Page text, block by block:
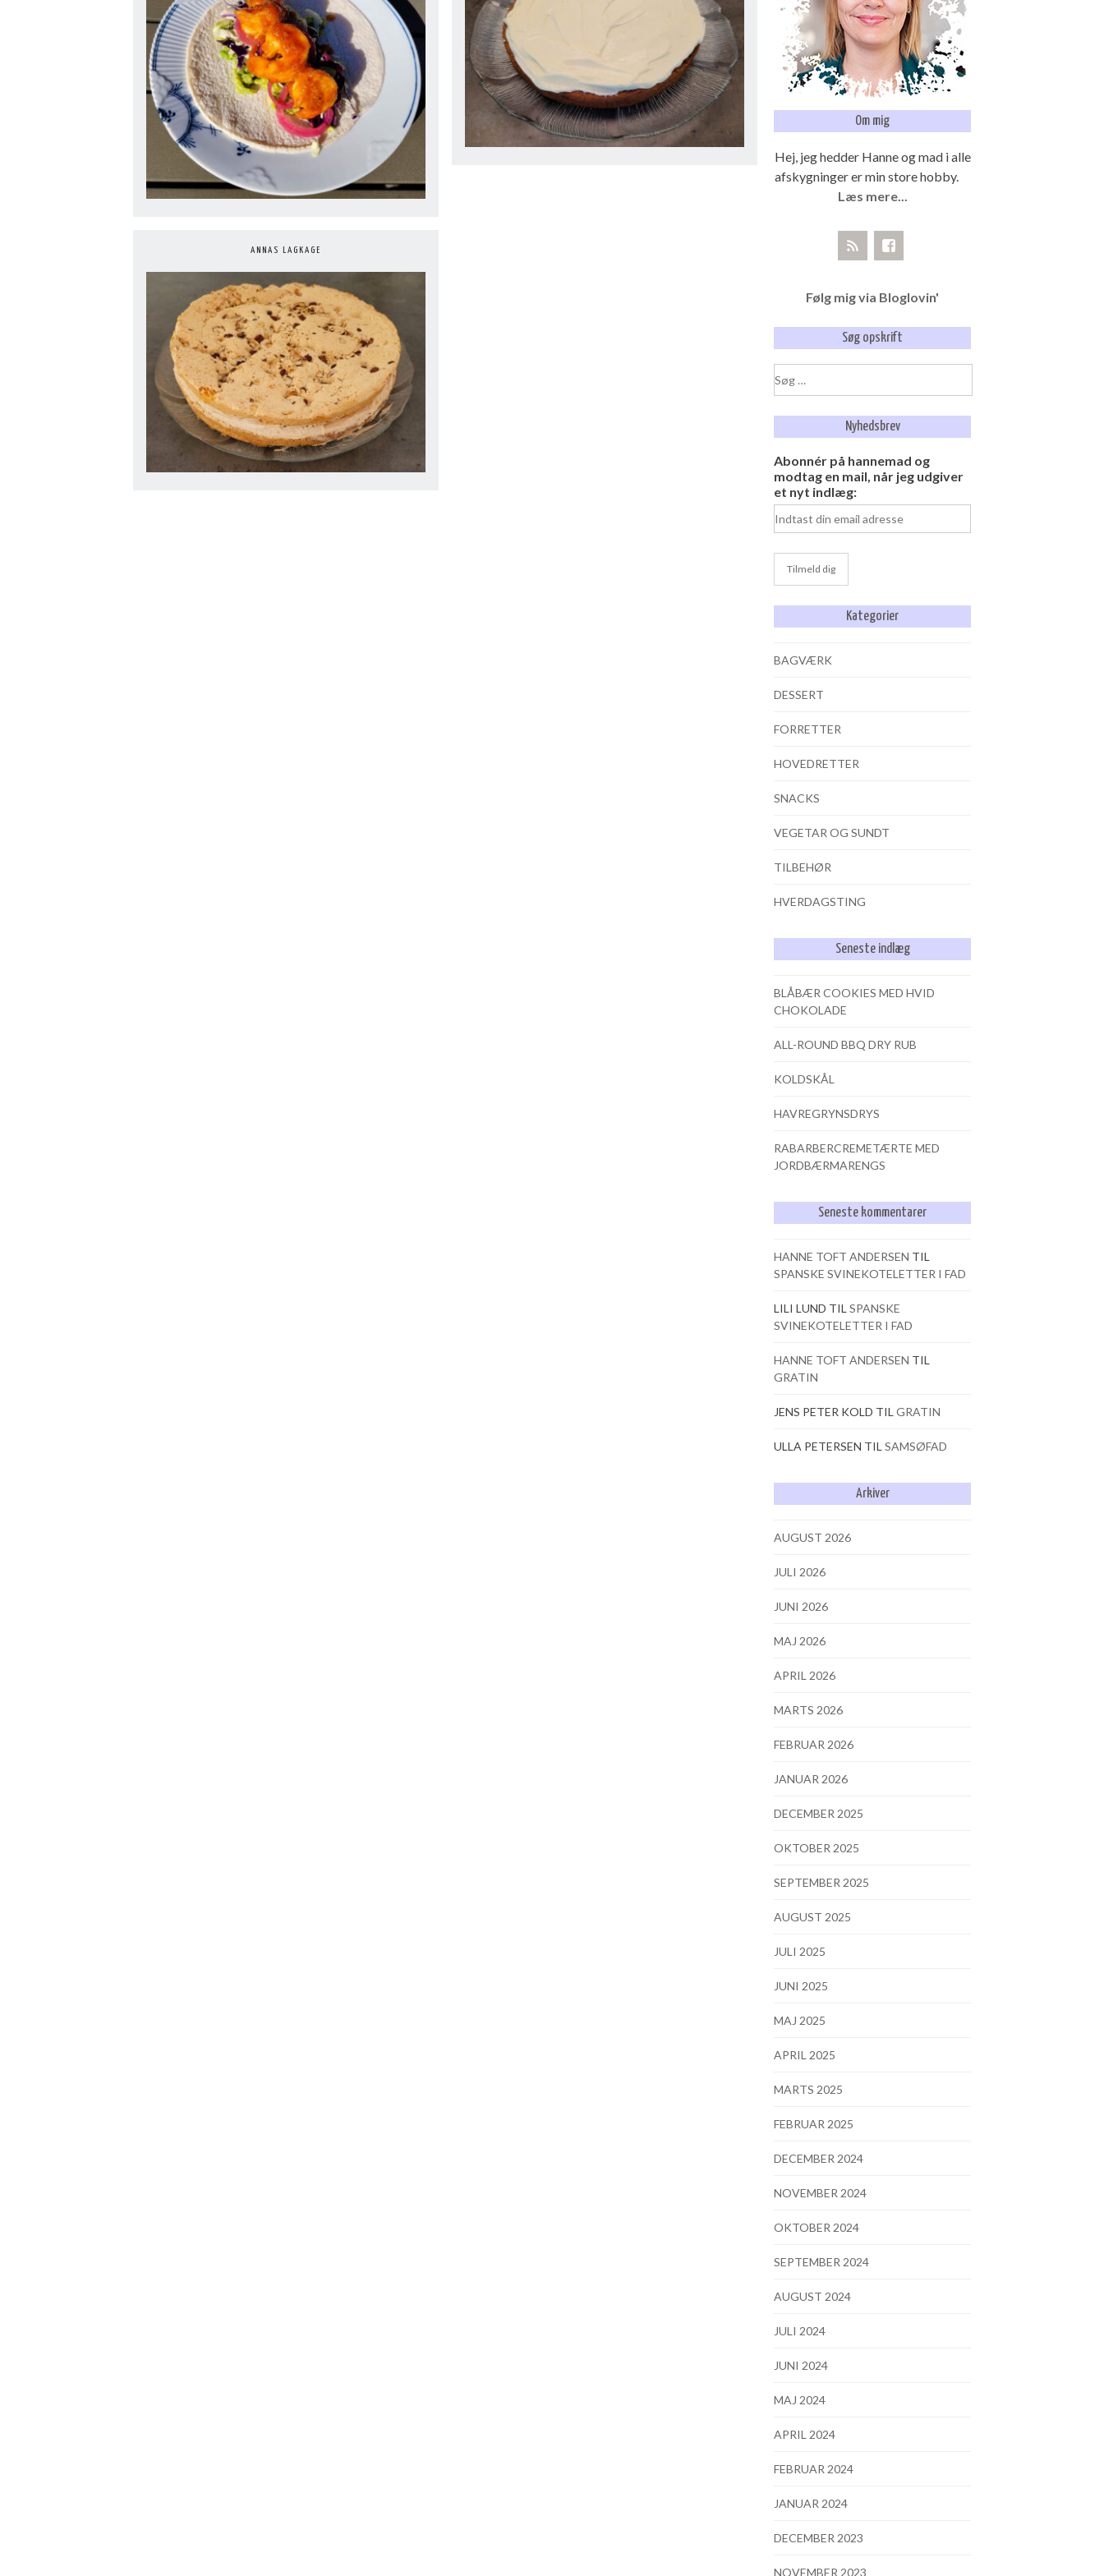
ANNAS LAGKAGE
Om mig
Hej, jeg hedder Hanne og mad i alle
afskygninger er min store hobby.
Læs mere...
Følg mig via Bloglovin'
Søg opskrift
Søg
efter:
Nyhedsbrev
Abonnér på hannemad og
modtag en mail, når jeg udgiver
et nyt indlæg:
Kategorier
BAGVÆRK
DESSERT
FORRETTER
HOVEDRETTER
SNACKS
VEGETAR OG SUNDT
TILBEHØR
HVERDAGSTING
Seneste indlæg
BLÅBÆR COOKIES MED HVID
CHOKOLADE
ALL-ROUND BBQ DRY RUB
KOLDSKÅL
HAVREGRYNSDRYS
RABARBERCREMETÆRTE MED
JORDBÆRMARENGS
Seneste kommentarer
HANNE TOFT ANDERSEN TIL
SPANSKE SVINEKOTELETTER I FAD
LILI LUND TIL SPANSKE
SVINEKOTELETTER I FAD
HANNE TOFT ANDERSEN TIL
GRATIN
JENS PETER KOLD TIL GRATIN
ULLA PETERSEN TIL SAMSØFAD
Arkiver
AUGUST 2026
JULI 2026
JUNI 2026
MAJ 2026
APRIL 2026
MARTS 2026
FEBRUAR 2026
JANUAR 2026
DECEMBER 2025
OKTOBER 2025
SEPTEMBER 2025
AUGUST 2025
JULI 2025
JUNI 2025
MAJ 2025
APRIL 2025
MARTS 2025
FEBRUAR 2025
DECEMBER 2024
NOVEMBER 2024
OKTOBER 2024
SEPTEMBER 2024
AUGUST 2024
JULI 2024
JUNI 2024
MAJ 2024
APRIL 2024
FEBRUAR 2024
JANUAR 2024
DECEMBER 2023
NOVEMBER 2023